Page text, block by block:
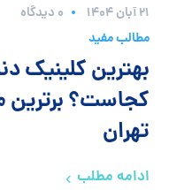
۲۱ آبان ۱۴۰۴
0 دیدگاه
مطالب مفید
بهترین کلینیک
تهران
ادامه مطلب